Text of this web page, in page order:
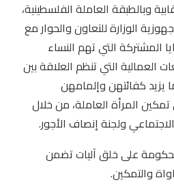
وبالطبقة العاملة الفلسطينية،
الوزارة للتعاون والحوار مع
المشتركة التي تهم النساء
العمالية التي تنظم العلاقة بين
يزيد كفائتهن وإلمامهن
المرأة العاملة، من خلال
ولجنة إنصاف الأجور.
على خلق آليات تضمن
والتمكين.